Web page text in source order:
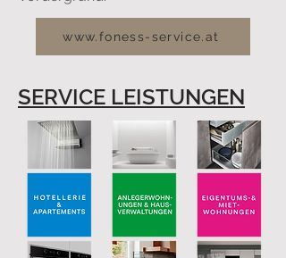
www.foness-service.at
SERVICE LEISTUNGEN